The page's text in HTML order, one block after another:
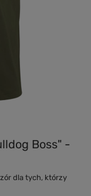
Boss" -
dla tych, którzy